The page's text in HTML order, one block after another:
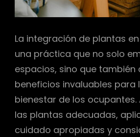
La integración de plantas
una práctica que no solo
espacios, sino que también
beneficios invaluables para
bienestar de los ocupantes.
las plantas adecuadas,
cuidado apropiadas y